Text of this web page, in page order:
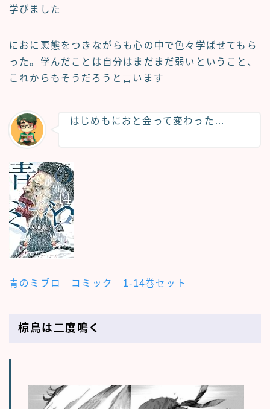
学びました
におに悪態をつきながらも心の中で色々学ばせてもら
った。学んだことは自分はまだまだ弱いということ、
これからもそうだろうと言います
はじめもにおと会って変わった…
青のミブロ コミック 1-14巻セット
椋鳥は二度鳴く